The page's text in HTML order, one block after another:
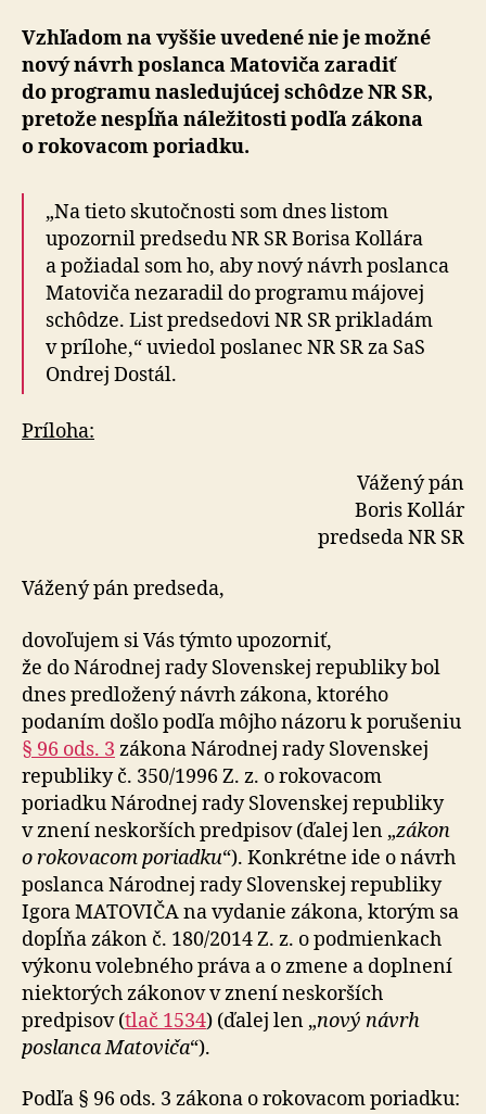
Vzhľadom na vyššie uvedené nie je možné
nový návrh poslanca Matoviča zaradiť
do programu nasledujúcej schôdze NR SR,
pretože nespĺňa náležitosti podľa zákona
o rokovacom poriadku.
„Na tieto skutočnosti som dnes listom
upozornil predsedu NR SR Borisa Kollára
a požiadal som ho, aby nový návrh poslanca
Matoviča nezaradil do programu májovej
schôdze. List predsedovi NR SR prikladám
v prílohe,“ uviedol poslanec NR SR za SaS
Ondrej Dostál.
Príloha:
Vážený pán
Boris Kollár
predseda NR SR
Vážený pán predseda,
dovoľujem si Vás týmto upozorniť,
že do Národnej rady Slovenskej republiky bol
dnes predložený návrh zákona, ktorého
podaním došlo podľa môjho názoru k porušeniu
§ 96 ods. 3 zákona Národnej rady Slovenskej
republiky č. 350/1996 Z. z. o rokovacom
poriadku Národnej rady Slovenskej republiky
v znení neskorších predpisov (ďalej len „zákon
o rokovacom poriadku“). Konkrétne ide o návrh
poslanca Národnej rady Slovenskej republiky
Igora MATOVIČA na vydanie zákona, ktorým sa
dopĺňa zákon č. 180/2014 Z. z. o podmienkach
výkonu volebného práva a o zmene a doplnení
niektorých zákonov v znení neskorších
predpisov (tlač 1534) (ďalej len „nový návrh
poslanca Matoviča“).
Podľa § 96 ods. 3 zákona o rokovacom poriadku: